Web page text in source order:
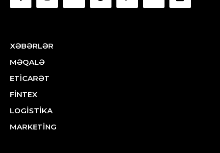
XƏBƏRLƏR
MƏQALƏ
ETİCARƏT
FİNTEX
LOGİSTİKA
MARKETİNG